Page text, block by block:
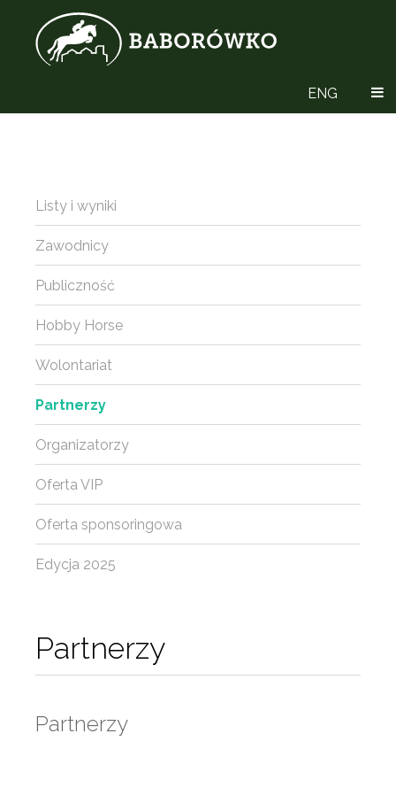
ENG
Partnerzy
Partnerzy
Listy i wyniki
Zawodnicy
Publiczność
Hobby Horse
Wolontariat
Partnerzy
Organizatorzy
Oferta VIP
Oferta sponsoringowa
Edycja 2025